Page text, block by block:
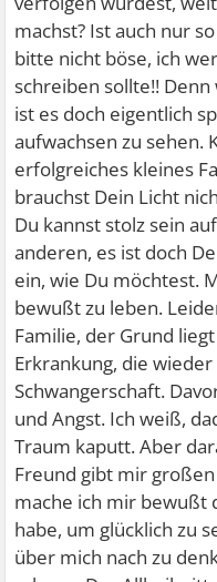
machst? Ist auch nur
bitte nicht böse, ich
schreiben sollte!!
ist es doch eigentlich
aufwachsen zu sehen.
erfolgreiches kleines
brauchst Dein Licht
Du kannst stolz sein
anderen, es ist doch
ein, wie Du möchtest.
bewußt zu leben.
Familie, der Grund
Erkrankung, die
Schwangerschaft.
und Angst. Ich weiß,
Traum kaputt. Aber
Freund gibt mir
mache ich mir bewußt
habe, um glücklich zu
über mich nach zu